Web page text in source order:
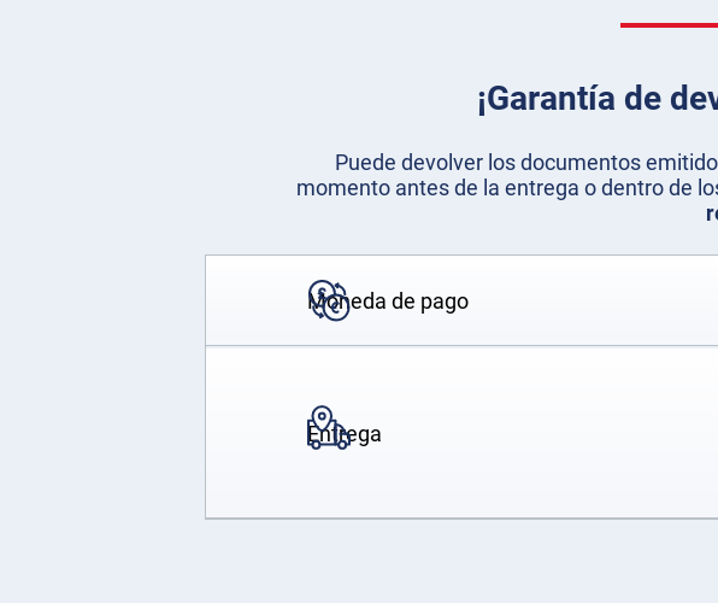
¡Garantía de
Puede devolver los documentos
momento antes de la entrega o dentro de
Moneda de pago
Entrega